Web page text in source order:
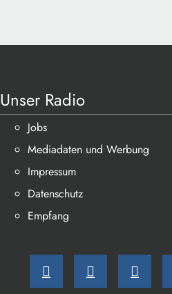
Unser Radio
Jobs
Mediadaten und Werbung
Impressum
Datenschutz
Empfang